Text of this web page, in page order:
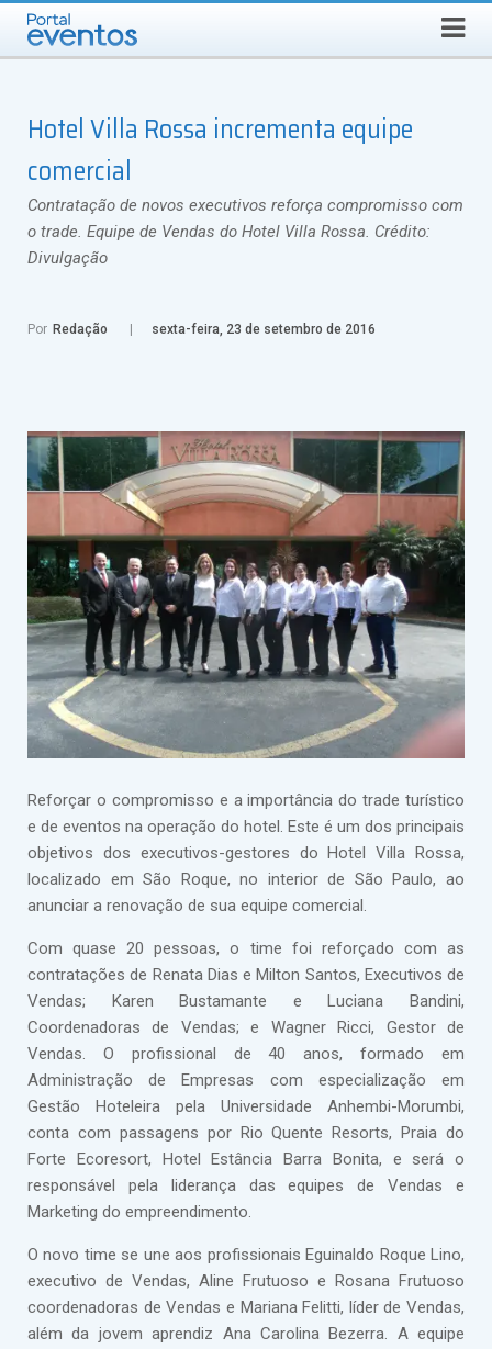
DOMINGO, 9 DE AGOSTO DE 2026 Busca
Hotel Villa Rossa incrementa equipe
comercial
Contratação de novos executivos reforça compromisso com
o trade. Equipe de Vendas do Hotel Villa Rossa. Crédito:
Divulgação
Por Redação sexta-feira, 23 de setembro de 2016
Reforçar o compromisso e a importância do trade turístico
e de eventos na operação do hotel. Este é um dos principais
objetivos dos executivos-gestores do Hotel Villa Rossa,
localizado em São Roque, no interior de São Paulo, ao
anunciar a renovação de sua equipe comercial.
Com quase 20 pessoas, o time foi reforçado com as
contratações de Renata Dias e Milton Santos, Executivos de
Vendas; Karen Bustamante e Luciana Bandini,
Coordenadoras de Vendas; e Wagner Ricci, Gestor de
Vendas. O profissional de 40 anos, formado em
Administração de Empresas com especialização em
Gestão Hoteleira pela Universidade Anhembi-Morumbi,
conta com passagens por Rio Quente Resorts, Praia do
Forte Ecoresort, Hotel Estância Barra Bonita, e será o
responsável pela liderança das equipes de Vendas e
Marketing do empreendimento.
O novo time se une aos profissionais Eguinaldo Roque Lino,
executivo de Vendas, Aline Frutuoso e Rosana Frutuoso
coordenadoras de Vendas e Mariana Felitti, líder de Vendas,
além da jovem aprendiz Ana Carolina Bezerra. A equipe